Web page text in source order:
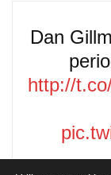
Dan
http://